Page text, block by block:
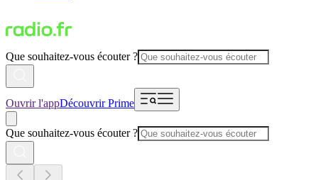
Que souhaitez-vous écouter ?
Ouvrir l'appDécouvrir Prime
Que souhaitez-vous écouter ?